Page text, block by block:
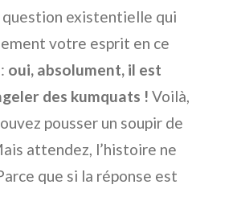
question existentielle qui
votre esprit en ce
oui, absolument, il est
des kumquats ! Voilà,
pousser un soupir de
attendez, l’histoire ne
que si la réponse est